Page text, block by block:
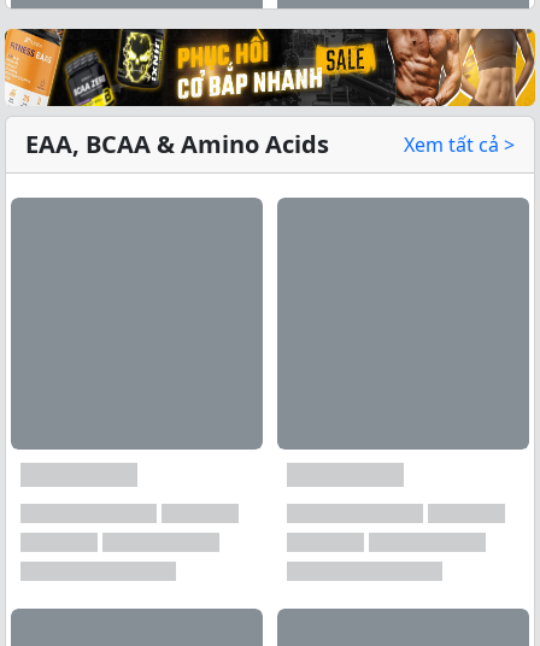
Xem tất cả →
EAA, BCAA & Amino Acids Xem tất cả >